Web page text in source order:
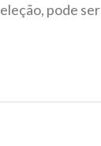
pode ser